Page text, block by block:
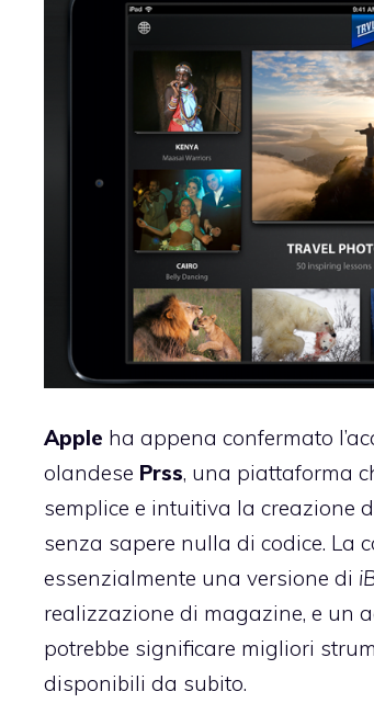
Apple ha appena confermato
olandese Prss, una piattaforma
semplice e intuitiva la creazione
senza sapere nulla di codice. La
essenzialmente una versione di
realizzazione di magazine, e un
potrebbe significare migliori
disponibili da subito.